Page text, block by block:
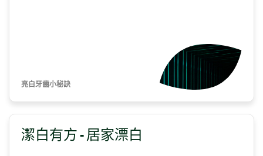
亮白牙齒小秘訣
潔白有方 - 居家漂白